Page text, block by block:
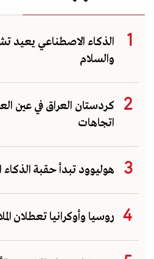
الذكاء الاصطناعي يعيد
والسلام
كردستان العراق في عين
اتجاهات
هوليوود تبدأ حقبة
روسيا وأوكرانيا تعطلان